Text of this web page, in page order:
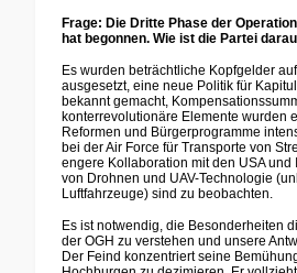
Frage: Die Dritte Phase der
hat begonnen. Wie ist die Partei
Es wurden beträchtliche Kopfgelder
ausgesetzt, eine neue Politik für
bekannt gemacht,
konterrevolutionäre Elemente wurden
Reformen und Bürgerprogramme
bei der Air Force für Transporte von
engere Kollaboration mit den USA und
von Drohnen und UAV-Technologie (
Luftfahrzeuge) sind zu beobachten.
Es ist notwendig, die Besonderheiten
der OGH zu verstehen und unsere
Der Feind konzentriert seine